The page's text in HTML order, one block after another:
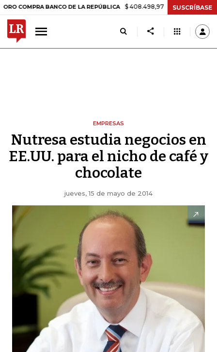
BANCO DE LA REPÚBLICA $ 408.498,97 +$ 8.753,81 +2,19%
SUSCRÍBASE
EMPRESAS
Nutresa estudia negocios en
EE.UU. para el nicho de café y
chocolate
jueves, 15 de mayo de 2014